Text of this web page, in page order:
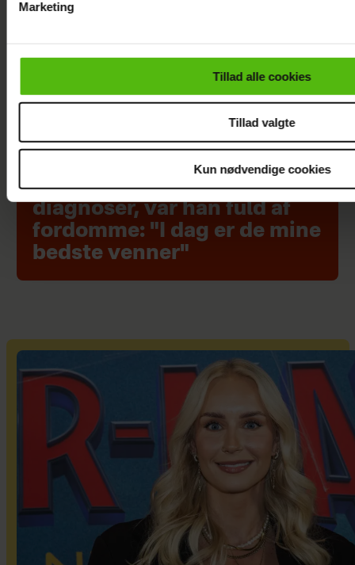
cookiepolitik.
Marketing
Tillad alle cookies
Tillad valgte
Kun nødvendige cookies
Da Lars Rasmussen fik sine
diagnoser, var han fuld af
fordomme: "I dag er de mine
bedste venner"